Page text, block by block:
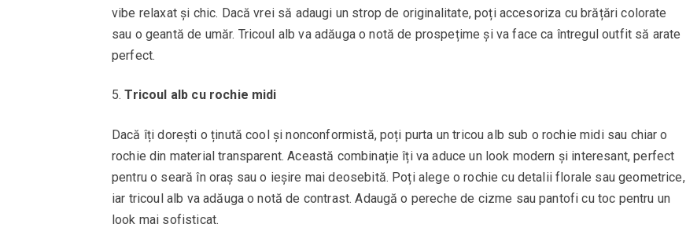
vibe relaxat și chic. Dacă vrei să adaugi un strop de originalitate, poți accesoriza cu brățări colorate
sau o geantă de umăr. Tricoul alb va adăuga o notă de prospețime și va face ca întregul outfit să arate
perfect.
Tricoul alb cu rochie midi
Dacă îți dorești o ținută cool și nonconformistă, poți purta un tricou alb sub o rochie midi sau chiar o
rochie din material transparent. Această combinație îți va aduce un look modern și interesant, perfect
pentru o seară în oraș sau o ieșire mai deosebită. Poți alege o rochie cu detalii florale sau geometrice,
iar tricoul alb va adăuga o notă de contrast. Adaugă o pereche de cizme sau pantofi cu toc pentru un
look mai sofisticat.